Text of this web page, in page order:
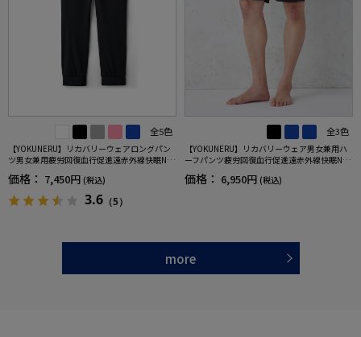
全5色
【YOKUNERU】リカバリーウェアロングパン
ツ男女兼用疲労回復血行促進遠赤外線快眠NA
NOMIX(R)【一般医療機器】SS～LLサイズ
価格： 7,450円 (税込)
3.6 （5）
全3色
【YOKUNERU】リカバリーウェア男女兼用ハ
ーフパンツ疲労回復血行促進遠赤外線快眠NA
NOMIX(R)【一般医療機器】SS～LLサイズ
価格： 6,950円 (税込)
more